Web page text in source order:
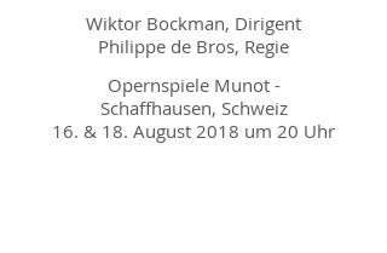
Wiktor Bockman, Dirigent
Philippe de Bros, Regie
Opernspiele Munot -
Schaffhausen, Schweiz
16. & 18. August 2018 um 20 Uhr